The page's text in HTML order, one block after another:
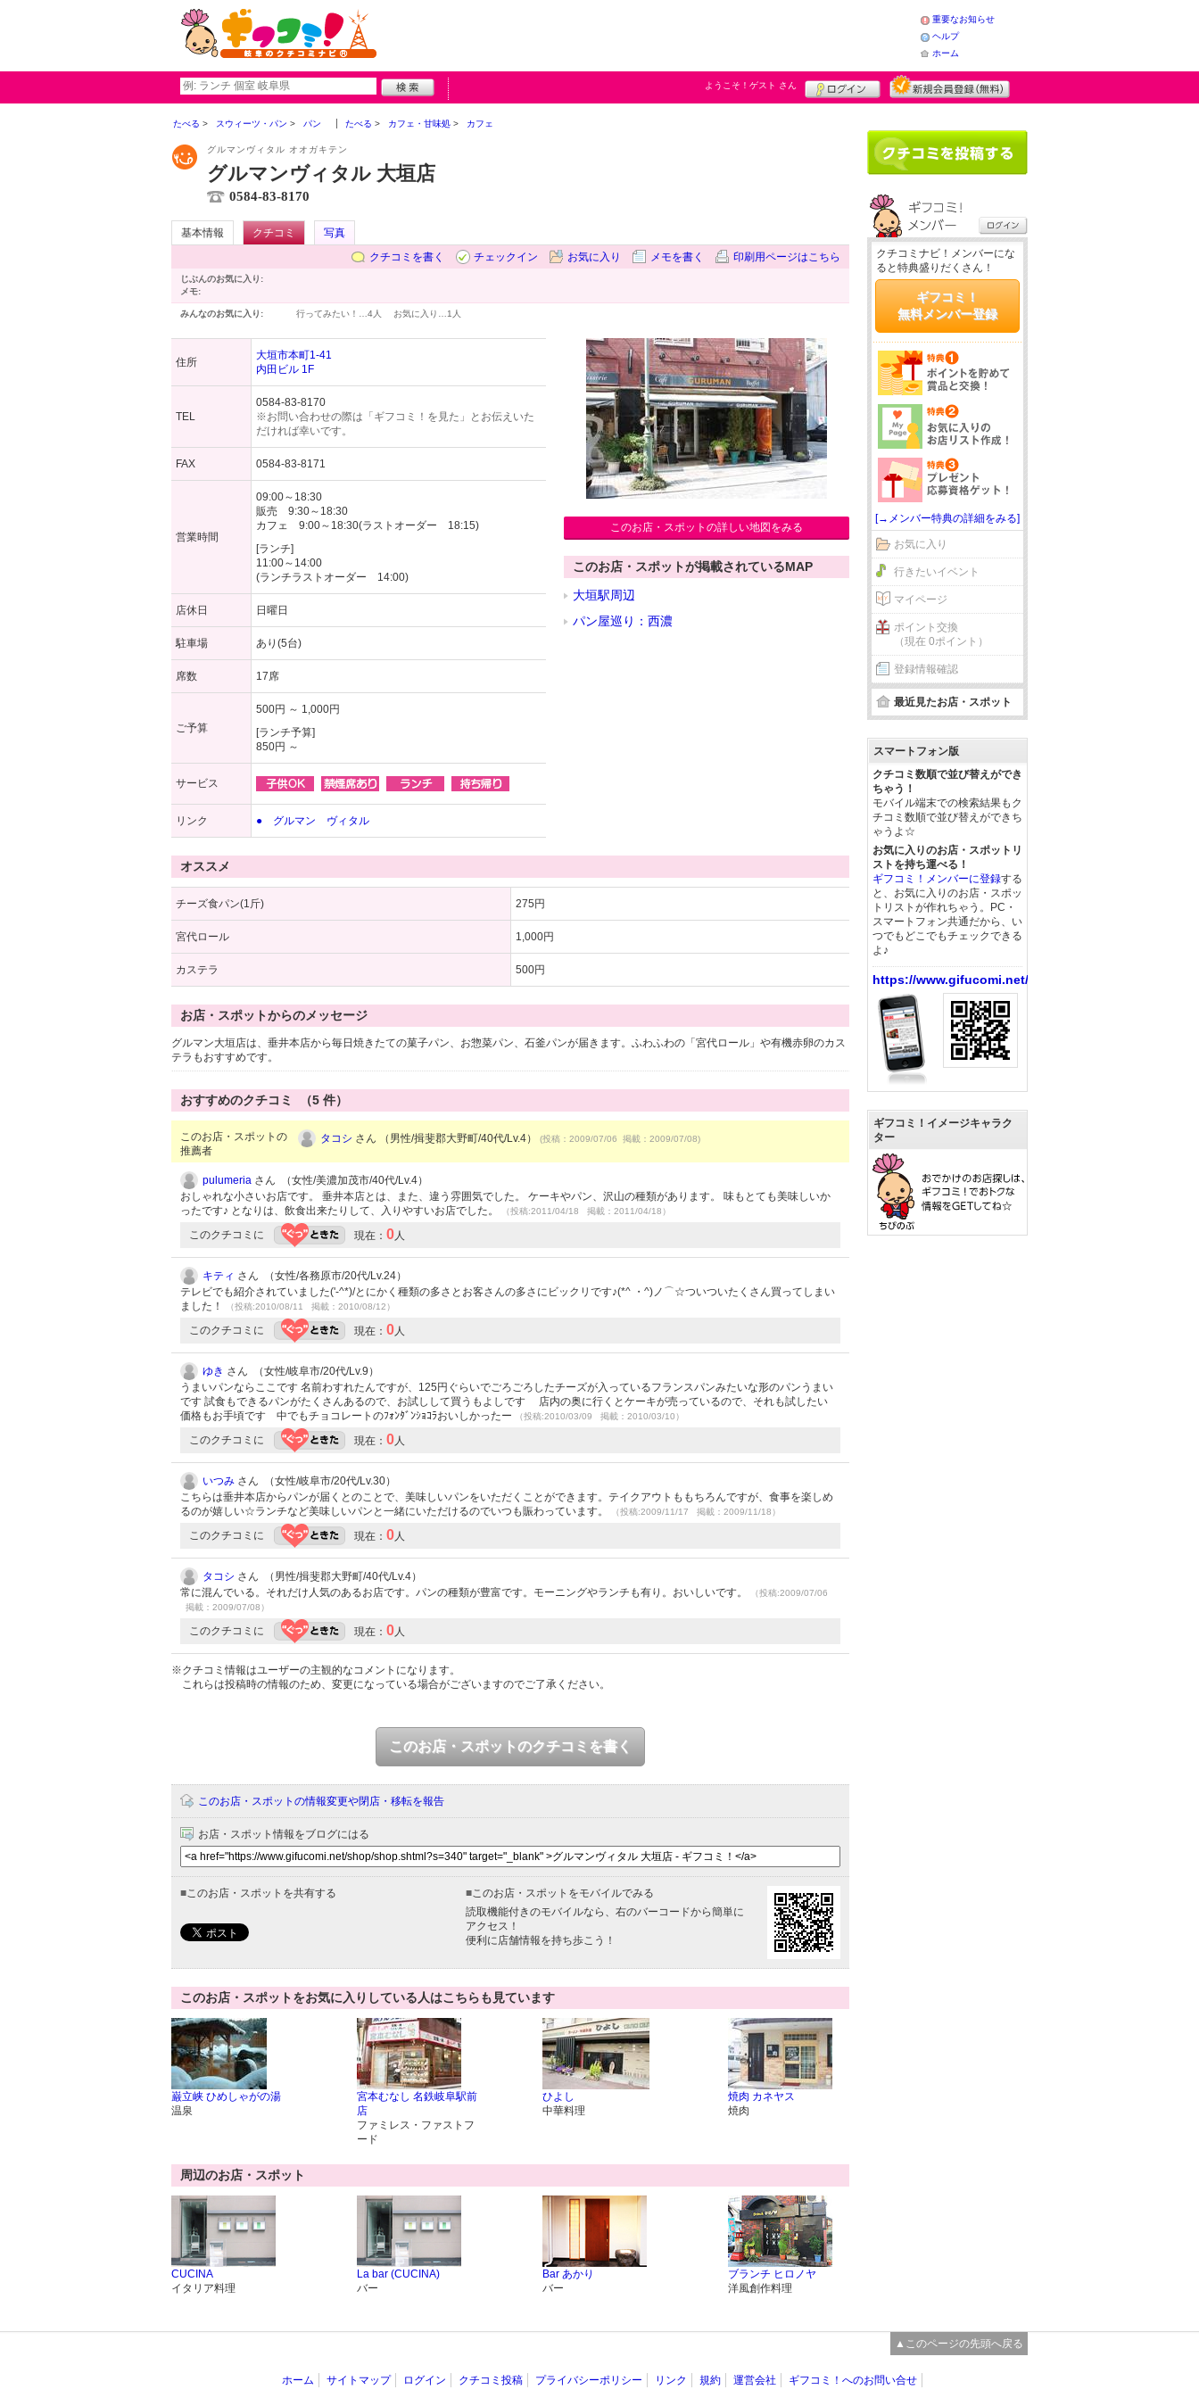
重要なお知らせ
ヘルプ
ホーム
ようこそ！ ゲスト さん
たべる スウィーツ・パン パン たべる カフェ・甘味処 カフェ
グルマンヴィタル オオガキテン
グルマンヴィタル 大垣店
0584-83-8170
基本情報 クチコミ
写真
クチコミを書く
チェックイン お気に入り メモを書く 印刷用ページはこちら
じぶんのお気に入り:
メモ:
みんなのお気に入り: 行ってみたい！… 4人 お気に入り… 1人
住所
大垣市本町1-41
内田ビル 1F
TEL
0584-83-8170
※お問い合わせの際は「ギフコミ！を見た」とお伝えいた
だければ幸いです。
FAX 0584-83-8171
営業時間
09:00～18:30
販売 9:30～18:30
カフェ 9:00～18:30(ラストオーダー 18:15)
[ランチ]
11:00～14:00
(ランチラストオーダー 14:00)
店休日 日曜日
駐車場 あり(5台)
席数 17席
ご予算
500円 ～ 1,000円
[ランチ予算]
850円 ～
サービス
リンク ● グルマン ヴィタル
このお店・スポットの詳しい地図をみる
このお店・スポットが掲載されているMAP
大垣駅周辺
パン屋巡り：西濃
オススメ
チーズ食パン(1斤) 275円
宮代ロール 1,000円
カステラ 500円
お店・スポットからのメッセージ
グルマン大垣店は、垂井本店から毎日焼きたての菓子パン、お惣菜パン、石釜パンが届きます。ふわふわの「宮代ロール」や有機赤卵のカス
テラもおすすめです。
おすすめのクチコミ （5 件）
このお店・スポットの
推薦者
タコシ さん （男性/揖斐郡大野町/40代/Lv.4） (投稿：2009/07/06 掲載：2009/07/08)
pulumeria さん （女性/美濃加茂市/40代/Lv.4）
おしゃれな小さいお店です。 垂井本店とは、また、違う雰囲気でした。 ケーキやパン、沢山の種類があります。 味もとても美味しいか
ったです♪ となりは、飲食出来たりして、入りやすいお店でした。
（投稿:2011/04/18 掲載：2011/04/18）
このクチコミに 現在： 0人
キティ さん （女性/各務原市/20代/Lv.24）
テレビでも紹介されていました('-^*)/とにかく種類の多さとお客さんの多さにビックリです♪(*^ ・^)ノ⌒☆ついついたくさん買ってしまい
ました！
（投稿:2010/08/11 掲載：2010/08/12）
このクチコミに 現在： 0人
ゆき さん （女性/岐阜市/20代/Lv.9）
うまいパンならここです 名前わすれたんですが、125円ぐらいでごろごろしたチーズが入っているフランスパンみたいな形のパンうまい
です 試食もできるパンがたくさんあるので、お試しして買うもよしです 店内の奥に行くとケーキが売っているので、それも試したい
価格もお手頃です 中でもチョコレートのﾌｫﾝﾀﾞﾝｼｮｺﾗおいしかったー
（投稿:2010/03/09 掲載：2010/03/10）
このクチコミに 現在： 0人
いつみ さん （女性/岐阜市/20代/Lv.30）
こちらは垂井本店からパンが届くとのことで、美味しいパンをいただくことができます。テイクアウトももちろんですが、食事を楽しめ
るのが嬉しい☆ランチなど美味しいパンと一緒にいただけるのでいつも賑わっています。
（投稿:2009/11/17 掲載：2009/11/18）
このクチコミに 現在： 0人
タコシ さん （男性/揖斐郡大野町/40代/Lv.4）
常に混んでいる。それだけ人気のあるお店です。パンの種類が豊富です。モーニングやランチも有り。おいしいです。
（投稿:2009/07/06
掲載：2009/07/08）
このクチコミに 現在： 0人
※クチコミ情報はユーザーの主観的なコメントになります。
これらは投稿時の情報のため、変更になっている場合がございますのでご了承ください。
このお店・スポットのクチコミを書く
このお店・スポットの情報変更や閉店・移転を報告
お店・スポット情報をブログにはる
■このお店・スポットを共有する ■このお店・スポットをモバイルでみる
読取機能付きのモバイルなら、右のバーコードから簡単に
アクセス！
便利に店舗情報を持ち歩こう！
このお店・スポットをお気に入りしている人はこちらも見ています
巌立峡 ひめしゃがの湯
温泉
宮本むなし 名鉄岐阜駅前
店
ファミレス・ファストフ
ード
ひよし
中華料理
焼肉 カネヤス
焼肉
周辺のお店・スポット
CUCINA
イタリア料理
La bar (CUCINA)
バー
Bar あかり
バー
ブランチ ヒロノヤ
洋風創作料理
クチコミナビ！メンバーにな
ると特典盛りだくさん！
ギフコミ！
無料メンバー登録
[→メンバー特典の詳細をみる]
お気に入り
行きたいイベント
マイページ
ポイント交換
（現在 0ポイント）
登録情報確認
最近見たお店・スポット
スマートフォン版
クチコミ数順で並び替えができ
ちゃう！
モバイル端末での検索結果もク
チコミ数順で並び替えができち
ゃうよ☆
お気に入りのお店・スポットリ
ストを持ち運べる！
ギフコミ！メンバーに登録する
と、お気に入りのお店・スポッ
トリストが作れちゃう。PC・
スマートフォン共通だから、い
つでもどこでもチェックできる
よ♪
https://www.gifucomi.net/
ギフコミ！イメージキャラク
ター
▲このページの先頭へ戻る
ホーム サイトマップ ログイン クチコミ投稿 プライバシーポリシー リンク 規約 運営会社 ギフコミ！へのお問い合せ